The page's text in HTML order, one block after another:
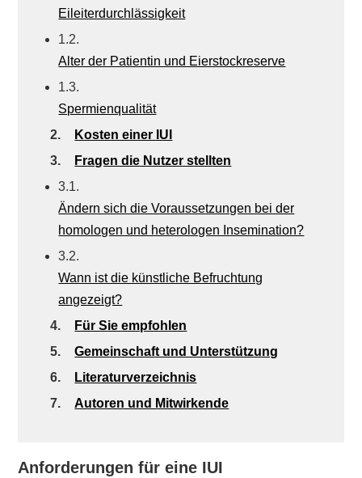
Eileiterdurchlässigkeit
1.2.
Alter der Patientin und Eierstockreserve
1.3.
Spermienqualität
2.
Kosten einer IUI
3.
Fragen die Nutzer stellten
3.1.
Ändern sich die Voraussetzungen bei der
homologen und heterologen Insemination?
3.2.
Wann ist die künstliche Befruchtung
angezeigt?
4.
Für Sie empfohlen
5.
Gemeinschaft und Unterstützung
6.
Literaturverzeichnis
7.
Autoren und Mitwirkende
Anforderungen für eine IUI